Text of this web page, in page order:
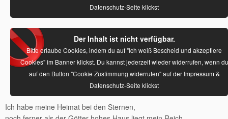
Datenschutz-Seite klickst
Der Inhalt ist nicht verfügbar.
Bitte erlaube Cookies, indem du auf "Ich weiß Bescheid und akzeptiere
Cookies" im Banner klickst. Du kannst jederzeit wieder widerrufen, wenn du
auf den Button "Cookie Zustimmung widerrufen" auf der Impressum &
Datenschutz-Seite klickst
Ich habe meine Heimat bei den Sternen,